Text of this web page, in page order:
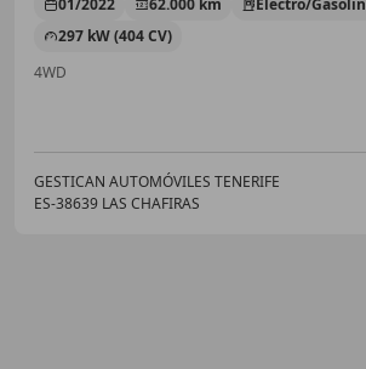
01/2022 62.000 km
Electro/
297 kW (404 CV)
4WD
GESTICAN AUTOMÓVILES TENERIFE
ES-38639 LAS CHAFIRAS